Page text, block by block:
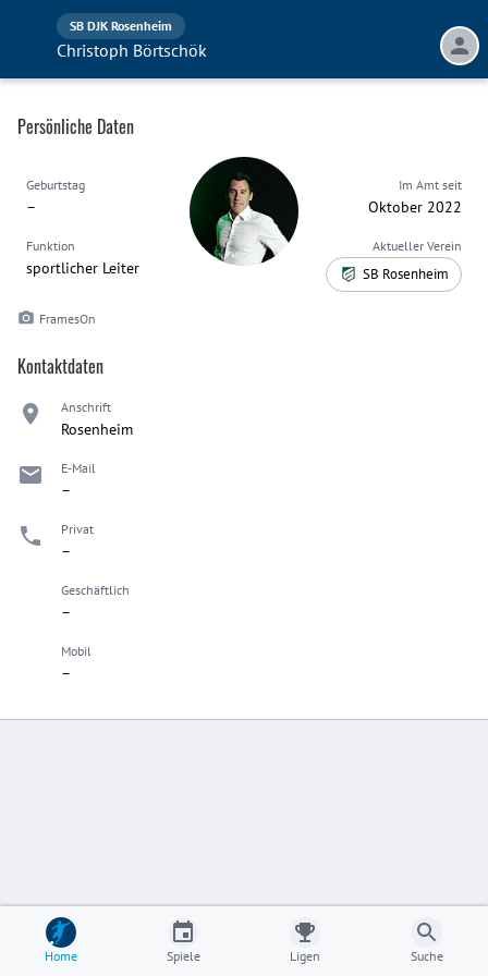
SB DJK Rosenheim
Christoph Börtschök
Persönliche Daten
Geburtstag
–
Funktion
sportlicher Leiter
Im Amt seit
Oktober 2022
Aktueller Verein
SB Rosenheim
FramesOn
Kontaktdaten
Anschrift
Rosenheim
E-Mail
–
Privat
–
Geschäftlich
–
Mobil
–
Home Spiele Ligen Suche